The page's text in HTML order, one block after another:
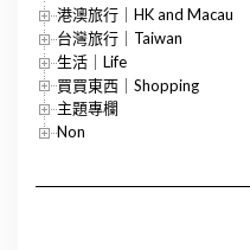
港澳旅行｜HK and Macau
台灣旅行｜Taiwan
生活｜Life
買買東西｜Shopping
主題專欄
Non